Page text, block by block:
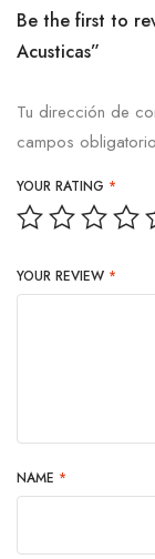
Be the first to
Acusticas”
Tu dirección de
campos
YOUR RATING *
YOUR REVIEW *
NAME *